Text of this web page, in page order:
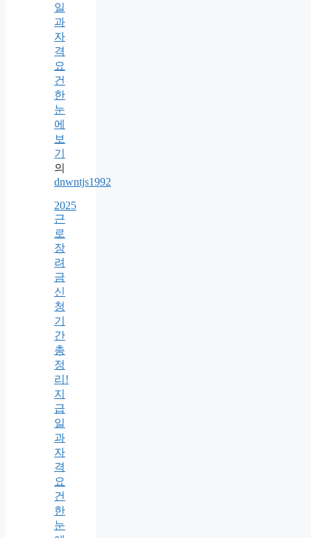
일
과
자
격
요
건
한
눈
에
보
기
의
dnwntjs1992
2025
근
로
장
려
금
신
청
기
간
총
정
리!
지
급
일
과
자
격
요
건
한
눈